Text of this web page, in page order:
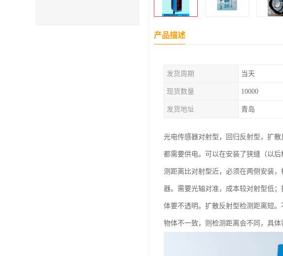
产品描述
发货周期 当天
现货数量 10000
发货地址 青岛
光电传感器对射型，回归反射型，扩
都需要供电。可以在安装了狭缝（以
测距离比对射型近，必须在两侧安装
器。需要光轴对准，成本较对射型低
体要不透明。扩散反射型检测距离短
物体不一致，则检测距离会不同，具体